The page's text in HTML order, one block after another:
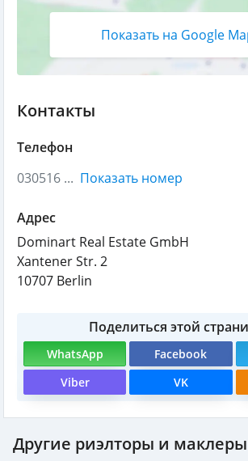
Показать на Google
Контакты
Телефон
030516 ... Показать номер
Адрес
Dominart Real Estate GmbH
Xantener Str. 2
10707 Berlin
Поделиться этой
WhatsApp Facebook
Viber
VK
Другие риэлторы и